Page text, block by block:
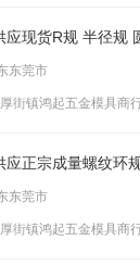
应现货R规 半径规
东莞市
街镇鸿起五金模具商
应正宗成量螺纹环
东莞市
街镇鸿起五金模具商